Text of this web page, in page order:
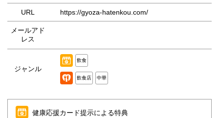
URL https://gyoza-hatenkou.com/
メールアド
レス
ジャンル
飲食
飲食店 中華
健康応援カード提示による特典